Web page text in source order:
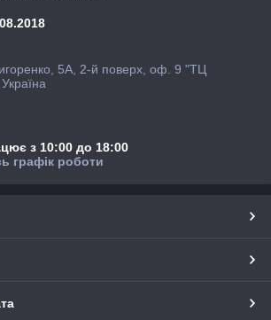
5А, 2-й поверх, оф. 9 "ТЦ
з 10:00 до 18:00
графік роботи